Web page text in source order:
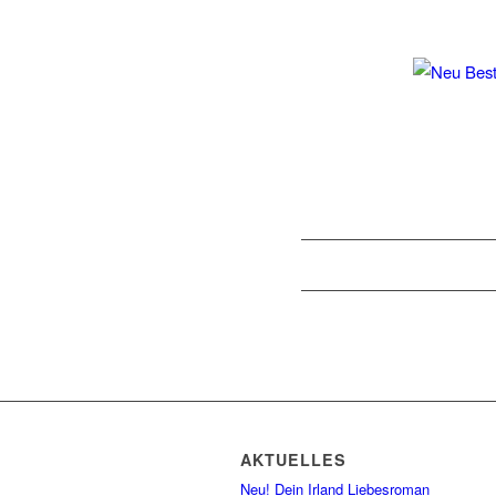
AKTUELLES
Neu! Dein Irland Liebesroman